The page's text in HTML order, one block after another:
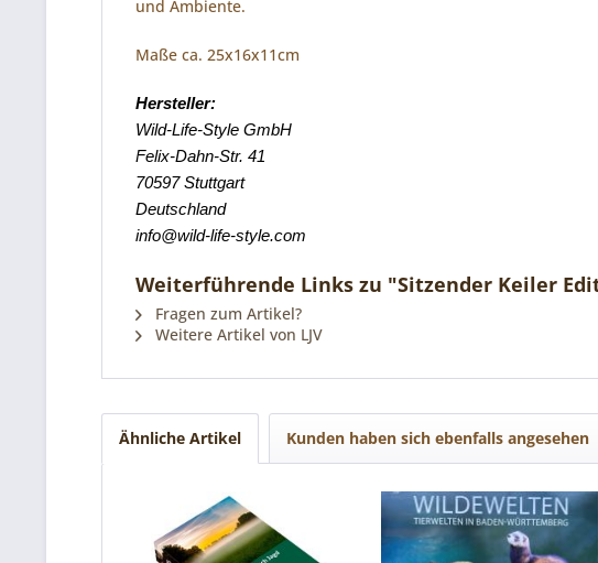
und Ambiente.
Maße ca. 25x16x11cm
Hersteller:
Wild-Life-Style GmbH
Felix-Dahn-Str. 41
70597 Stuttgart
Deutschland
info@wild-life-style.com
Weiterführende Links zu "Sitzender Keiler
Fragen zum Artikel?
Weitere Artikel von LJV
Ähnliche Artikel Kunden haben sich ebenfalls angesehen